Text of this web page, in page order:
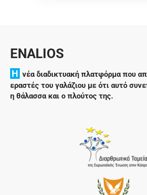
ENALIOS
H νέα διαδικτυακή πλατφόρμα που
εραστές του γαλάζιου με ότι αυτό
η θάλασσα και ο πλούτος της.